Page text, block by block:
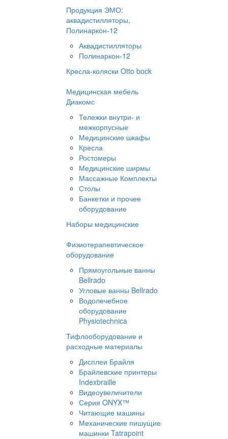
Продукция ЭМО:
аквадистилляторы,
Полинаркон-12
Аквадистилляторы
Полинаркон-12
Кресла-коляски Otto bock
Медицинская мебель
Диакомс
Тележки внутри- и
межкорпусные
Медицинские шкафы
Кресла
Ростомеры
Медицинские ширмы
Массажные Комплекты
Столы
Банкетки и прочее
оборудование
Наборы медицинские
Физиотерапевтическое
оборудование
Прямоугольные ванны
Bellrado
Угловые ванны Bellrado
Водолечебное
оборудование
Physiotechnica
Тифлооборудование и
расходные материалы
Дисплеи Брайля
Брайлевские принтеры
Indexbraille
Видеоувеличители
Серия ONYX™
Читающие машины
Механические пишущие
машинки Tatrapoint